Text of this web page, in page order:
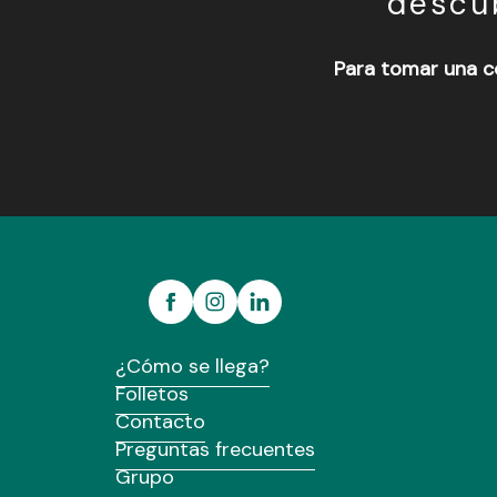
Para tomar una
Le Repaire d'Aleth
¿Cómo se llega?
Folletos
Contacto
Preguntas frecuentes
Grupo